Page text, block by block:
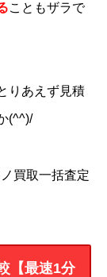
こともザラで
りあえず見積
(^^)/
買取一括査定
【最速1分